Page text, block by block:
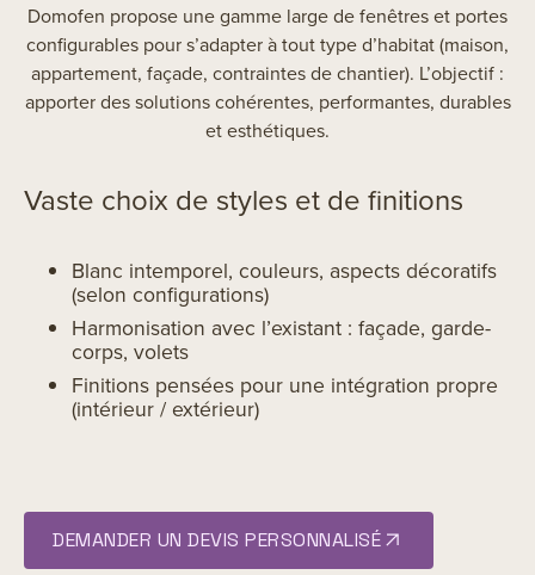
Domofen propose une gamme large de fenêtres et portes
configurables pour s’adapter à tout type d’habitat (maison,
appartement, façade, contraintes de chantier). L’objectif :
apporter des solutions cohérentes, performantes, durables
et esthétiques.
Vaste choix de styles et de finitions
Blanc intemporel, couleurs, aspects décoratifs
(selon configurations)
Harmonisation avec l’existant : façade, garde-
corps, volets
Finitions pensées pour une intégration propre
(intérieur / extérieur)
DEMANDER UN DEVIS PERSONNALISÉ